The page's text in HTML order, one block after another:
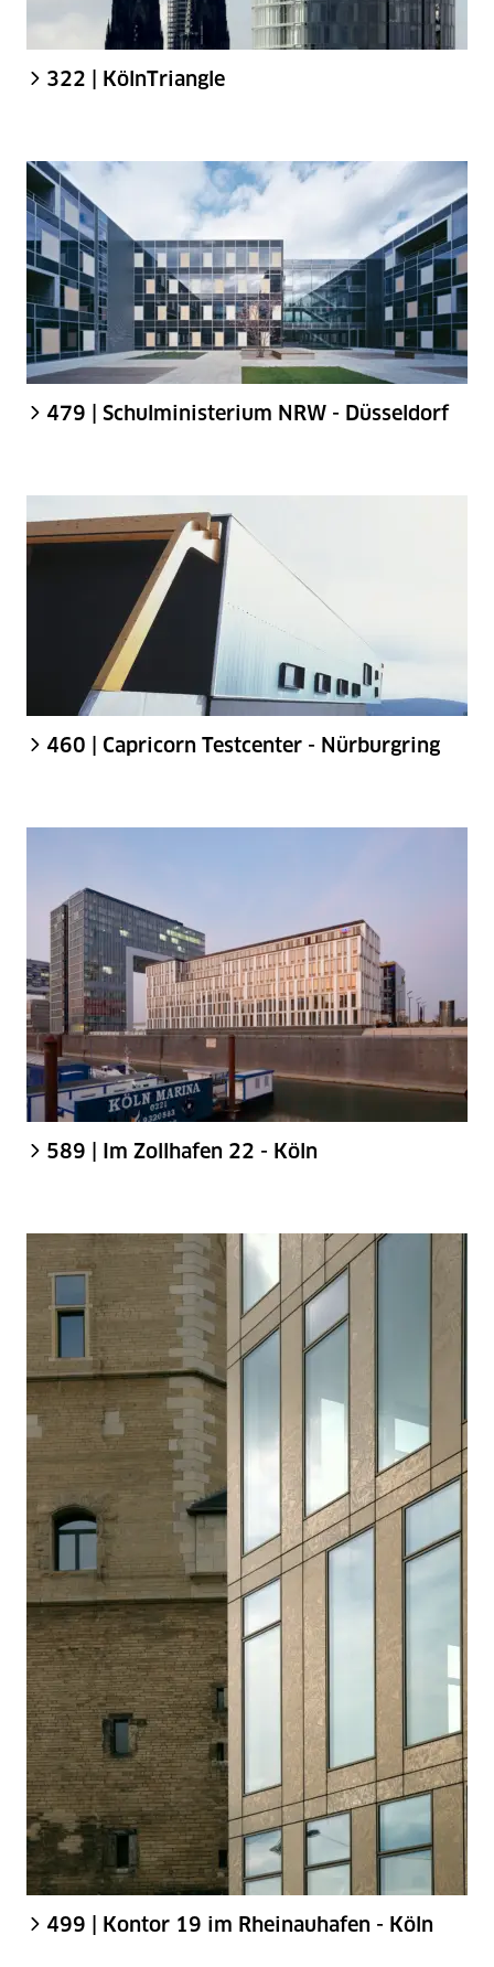
322 | KölnTriangle
479 | Schulministerium NRW - Düsseldorf
460 | Capricorn Testcenter - Nürburgring
589 | Im Zollhafen 22 - Köln
499 | Kontor 19 im Rheinauhafen - Köln